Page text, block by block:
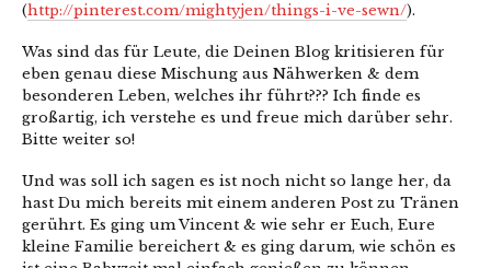
(http://pinterest.com/mightyjen/things-i-ve-sewn/).
Was sind das für Leute, die Deinen Blog kritisieren für
eben genau diese Mischung aus Nähwerken & dem
besonderen Leben, welches ihr führt??? Ich finde es
großartig, ich verstehe es und freue mich darüber sehr.
Bitte weiter so!
Und was soll ich sagen es ist noch nicht so lange her, da
hast Du mich bereits mit einem anderen Post zu Tränen
gerührt. Es ging um Vincent & wie sehr er Euch, Eure
kleine Familie bereichert & es ging darum, wie schön es